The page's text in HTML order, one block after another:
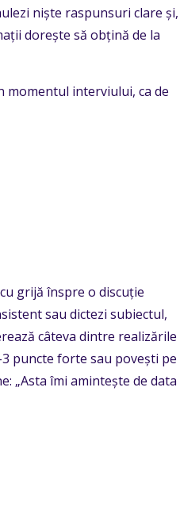
niște raspunsuri clare și,
dorește să obțină de la
momentul interviului, ca de
grijă înspre o discuție
sau dictezi subiectul,
câteva dintre realizările
puncte forte sau povești pe
„Asta îmi amintește de data